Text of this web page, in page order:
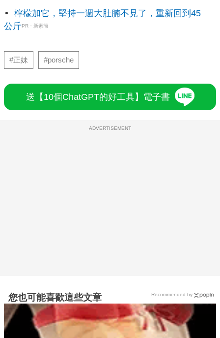
檸檬加它，堅持一週大肚腩不見了，重新回到45
公斤PR・新素簡
#正妹 #porsche
送【10個ChatGPT的好工具】電子書
ADVERTISEMENT
您也可能喜歡這些文章 Recommended by